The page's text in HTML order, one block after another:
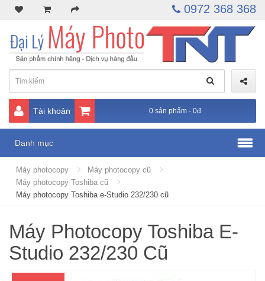
0972 368 368
Tài khoản 0 sản phẩm - 0đ
Danh mục
Máy photocopy
Máy photocopy cũ
Máy photocopy Toshiba cũ
Máy photocopy Toshiba e-Studio 232/230 cũ
Máy Photocopy Toshiba E-
Studio 232/230 Cũ